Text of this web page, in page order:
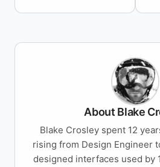
About Blake
Blake Crosley spent 12
rising from Design Engineer
designed interfaces used by